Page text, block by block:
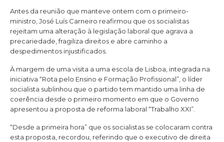
Antes da reunião que manteve ontem com o primeiro-
ministro, José Luís Carneiro reafirmou que os socialistas
rejeitam uma alteração à legislação laboral que agrava a
precariedade, fragiliza direitos e abre caminho a
despedimentos injustificados.
À margem de uma visita a uma escola de Lisboa, integrada na
iniciativa “Rota pelo Ensino e Formação Profissional”, o líder
socialista sublinhou que o partido tem mantido uma linha de
coerência desde o primeiro momento em que o Governo
apresentou a proposta de reforma laboral “Trabalho XXI”.
“Desde a primeira hora” que os socialistas se colocaram contra
esta proposta, recordou, referindo que o executivo de direita